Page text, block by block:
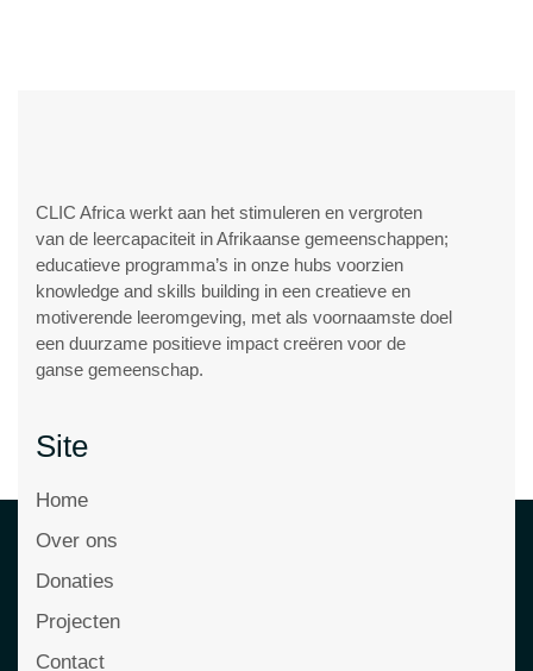
CLIC Africa werkt aan het stimuleren en vergroten
van de leercapaciteit in Afrikaanse gemeenschappen;
educatieve programma’s in onze hubs voorzien
knowledge and skills building in een creatieve en
motiverende leeromgeving, met als voornaamste doel
een duurzame positieve impact creëren voor de
ganse gemeenschap.
Site
Home
Over ons
Donaties
Projecten
Contact